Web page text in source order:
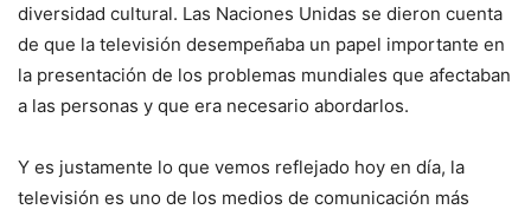
diversidad cultural. Las Naciones Unidas se dieron cuenta
de que la televisión desempeñaba un papel importante en
la presentación de los problemas mundiales que afectaban
a las personas y que era necesario abordarlos.
Y es justamente lo que vemos reflejado hoy en día, la
televisión es uno de los medios de comunicación más